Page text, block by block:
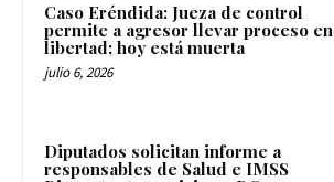
Caso Eréndida: Jueza de control
permite a agresor llevar proceso en
libertad; hoy está muerta
julio 6, 2026
Diputados solicitan informe a
responsables de Salud e IMSS